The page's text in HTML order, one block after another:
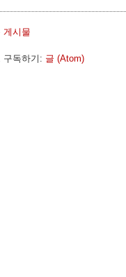
게시물
구독하기: 글 (Atom)